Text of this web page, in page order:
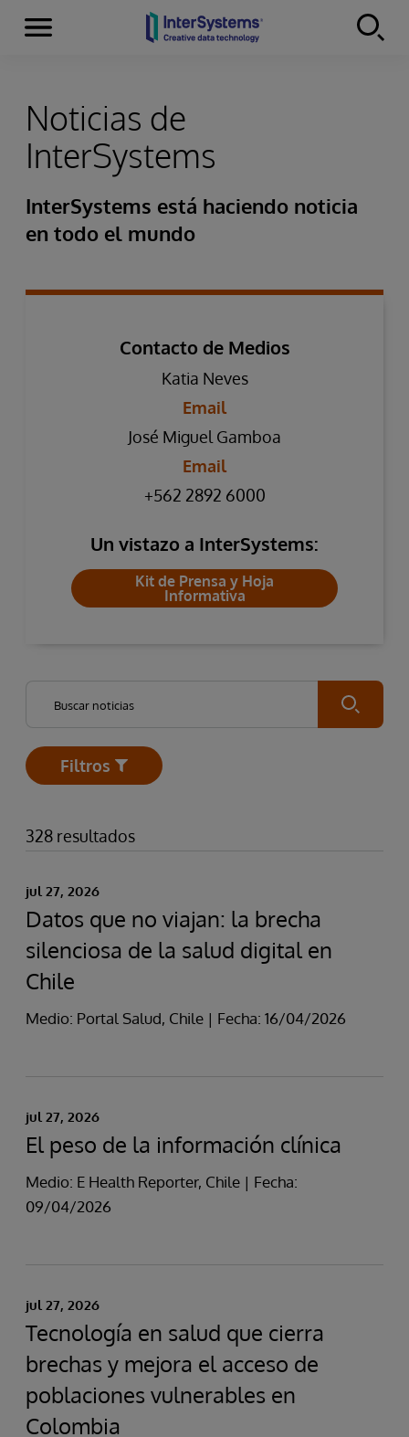
Skip to content
Secciones
Noticias de
InterSystems
InterSystems está haciendo noticia
en todo el mundo
Contacto de Medios
Katia Neves
Email
José Miguel Gamboa
Email
+562 2892 6000
Un vistazo a InterSystems:
Kit de Prensa y Hoja
Informativa
Submit
Open
Filtros
328 resultados
jul 27, 2026
Datos que no viajan: la brecha
silenciosa de la salud digital en
Chile
Medio: Portal Salud, Chile | Fecha: 16/04/2026
jul 27, 2026
El peso de la información clínica
Medio: E Health Reporter, Chile | Fecha:
09/04/2026
jul 27, 2026
Tecnología en salud que cierra
brechas y mejora el acceso de
poblaciones vulnerables en
Colombia